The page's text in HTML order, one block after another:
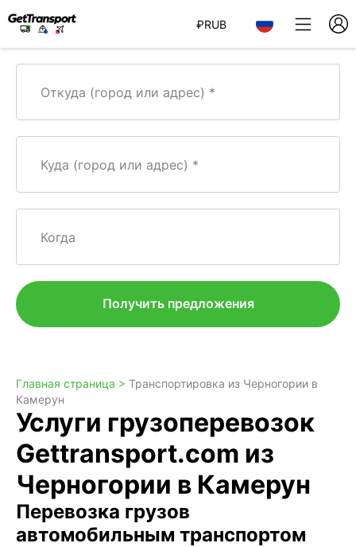
₽RUB
Откуда (город или адрес)
Куда (город или адрес)
Когда
Получить предложения
Главная страница > Транспортировка из Черногории в
Камерун
Услуги грузоперевозок
Gettransport.com из
Черногории в Камерун
Перевозка грузов
автомобильным транспортом